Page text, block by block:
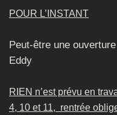
POUR L’INSTANT
Peut-être une
Eddy
RIEN n’est prévu en
4, 10 et 11, rentrée